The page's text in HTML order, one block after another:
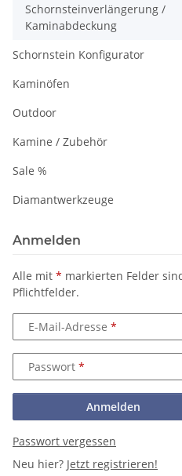
Schornsteinverlängerung /
Kaminabdeckung
Schornstein Konfigurator
Kaminöfen
Outdoor
Kamine / Zubehör
Sale %
Diamantwerkzeuge
Anmelden
Alle mit * markierten Felder
Pflichtfelder.
E-Mail-Adresse
Passwort
Anmelden
Passwort vergessen
Neu hier? Jetzt registrieren!